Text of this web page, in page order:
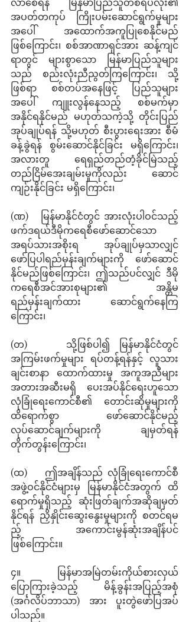
လာစေရန် မြန်မာပြည်သူတစ်ရပ်လုံး၏
အပတ်တကုပ် ကြိုးပမ်းဆောင်ရွက်မှုများ
အပေါ် အထောက်အကူပြုစေနိုင်မည်
ဖြစ်ကြောင်း၊ စစ်အာဏာရှင်အား ဆန့်ကျင်
ရာတွင် များစွာသော မြန်မာပြည်သူများ
သည် စည်းလုံးညီညွတ်ကြကြောင်း၊ သို့
ဖြစ်ရာ စစ်တပ်အနေဖြင့် ပြည်သူများ
အပေါ် ကျူးလွန်နေသည့် စစ်မက်မှာ
အနိုင်ရနိုင်မည် မဟုတ်သကဲ့သို့ တိုင်းပြည်
အုပ်ချုပ်ရန် သို့မဟုတ် စီးပွားရေးအား စီမံ
ခန့်ခွဲရန် စွမ်းဆောင်နိုင်ခြင်း မရှိကြောင်း၊
အလားတူ ရေရှည်တည်တံ့ခိုင်မြဲသည့်
တည်ငြိမ်အေးချမ်းမှုကိုလည်း ဆောင်
ကျဉ်းနိုင်ခြင်း မရှိကြောင်း၊
(ဏ)   မြန်မာနိုင်ငံတွင် အားလုံးပါဝင်သည့်
ဖက်ဒရယ်ဒီမိုကရေစီဖော်ဆောင်သော
အရပ်သားအစိုးရ အုပ်ချုပ်မှသာလျှင်
ဖော်ပြပါရည်မှန်းချက်များကို ဖော်ဆောင်
နိုင်မည်ဖြစ်ကြောင်း၊ ဤသည်ပင်လျှင် ဒီမို
ကရေစီအင်အားစုများ၏ အန္တိမ
ရည်မှန်းချက်ထား ဆောင်ရွက်နေကြ
ကြောင်း၊
(တ)    သို့ဖြစ်ပါ၍ မြန်မာနိုင်ငံတွင်
အကြမ်းဖက်မှုများ ရပ်တန့်ရန်နှင့် လူသား
ချင်းစာနာ ထောက်ထားမှု အကူအညီများ
အတားအဆီးမရှိ ပေးအပ်နိုင်ရေးဟူသော
လုံခြုံရေးကောင်စီ၏ တောင်းဆိုမှုများကို
ထိရောက်စွာ ဖော်ဆောင်နိုင်မည့်
လုပ်ဆောင်ချက်များကို ချမှတ်ရန်
တိုက်တွန်းကြောင်း၊
(ထ)    ဤအချိန်သည် လုံခြုံရေးကောင်စီ
အဖွဲ့ဝင်နိုင်ငံများမှ မြန်မာနိုင်ငံအတွက် ထိ
ရောက်မှုရှိသည့် ဆုံးဖြတ်ချက်အဆိုချမှတ်
နိုင်ရန် ညှိနှိုင်းဆွေးနွေးမှုများကို စတင်ရမ
ည့် အကောင်းမွန်ဆုံးအချိန်ပင်
ဖြစ်ကြောင်း။
၄။       မြန်မာအမြဲတမ်းကိုယ်စားလှယ်
ပြောကြားခဲ့သည့် မိန့်ခွန်းအပြည့်အစုံ
(အင်္ဂလိပ်ဘာသာ) အား ပူးတွဲဖော်ပြအပ်
ပါသည်။